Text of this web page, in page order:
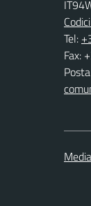
Tel:
Fax: